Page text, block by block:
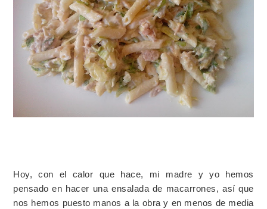
Hoy, con el calor que hace, mi madre y yo hemos
pensado en hacer una ensalada de macarrones, así que
nos hemos puesto manos a la obra y en menos de media